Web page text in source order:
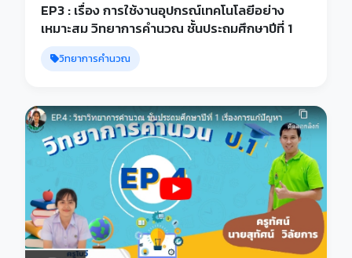
EP3 : เรื่อง การใช้งานอุปกรณ์เทคโนโลยีอย่าง
เหมาะสม วิทยาการคำนวณ ชั้นประถมศึกษาปีที่ 1
วิทยาการคำนวณ